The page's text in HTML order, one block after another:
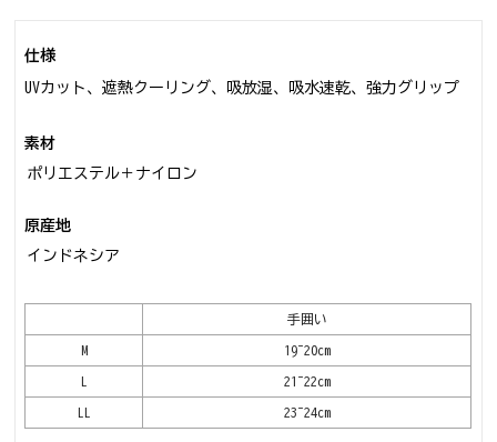
仕様
UVカット、遮熱クーリング、吸放湿、吸水速乾、強力グリップ
素材
ポリエステル＋ナイロン
原産地
インドネシア
手囲い
M 19~20cm
21~22cm
23~24cm